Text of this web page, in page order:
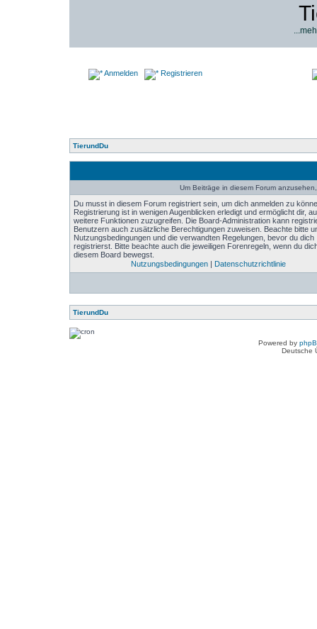
Anmelden Registrieren
TierundDu
Um Beiträge in diesem Forum
Du musst in diesem Forum registriert sein, um dich anmelden zu
Registrierung ist in wenigen Augenblicken erledigt und ermöglicht dir,
weitere Funktionen zuzugreifen. Die Board-Administration kann
Benutzern auch zusätzliche Berechtigungen zuweisen. Beachte bitte
Nutzungsbedingungen und die verwandten Regelungen, bevor du dich
registrierst. Bitte beachte auch die jeweiligen Forenregeln, wenn du
diesem Board bewegst.
Nutzungsbedingungen| Datenschutzrichtlinie
TierundDu
Powered by
Deutsche